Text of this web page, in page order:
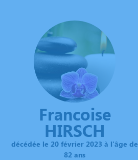
Francoise
HIRSCH
décédée le 20 février 2023 à l'âge de
82 ans